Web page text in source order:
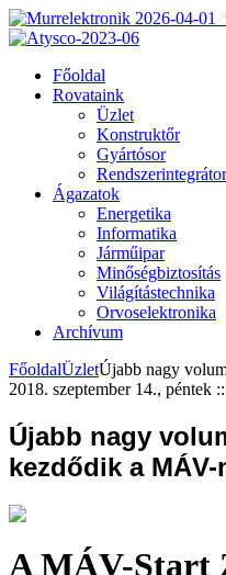
Főoldal
Rovataink
Üzlet
Konstruktőr
Gyártósor
Rendszerintegrátor
Ágazatok
Energetika
Informatika
Járműipar
Minőségbiztosítás
Világítástechnika
Orvoselektronika
Archívum
FőoldalÜzletÚjabb nagy
2018. szeptember 14., péntek ::
Újabb nagy
kezdődik a MÁV-
A MÁV-Start